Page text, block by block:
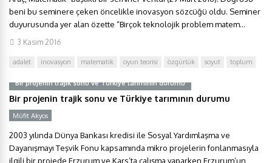
beni bu seminere çeken öncelikle inovasyon sözcüğü oldu. Seminer
duyurusunda yer alan özette “Birçok teknolojik problem matem...
3 Kasım 2016
adalet inovasyon matematik oyun teorisi özgürlük soyut toplum
Bir projenin trajik sonu ve Türkiye tarımının durumu
Bir projenin trajik sonu ve Türkiye tarımının durumu
Müfit Akyos
2003 yılında Dünya Bankası kredisi ile Sosyal Yardımlaşma ve
Dayanışmayı Teşvik Fonu kapsamında mikro projelerin fonlanmasıyla
ilgili bir projede Erzurum ve Kars’ta çalışma yaparken Erzurum’un